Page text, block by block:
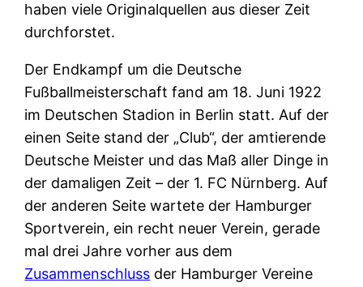
haben viele Originalquellen aus dieser Zeit
durchforstet.
Der Endkampf um die Deutsche
Fußballmeisterschaft fand am 18. Juni 1922
im Deutschen Stadion in Berlin statt. Auf der
einen Seite stand der „Club“, der amtierende
Deutsche Meister und das Maß aller Dinge in
der damaligen Zeit – der 1. FC Nürnberg. Auf
der anderen Seite wartete der Hamburger
Sportverein, ein recht neuer Verein, gerade
mal drei Jahre vorher aus dem
Zusammenschluss der Hamburger Vereine